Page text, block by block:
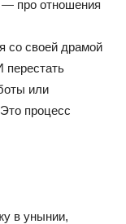
— про отношения
со своей драмой
перестать
или
процесс
в унынии,